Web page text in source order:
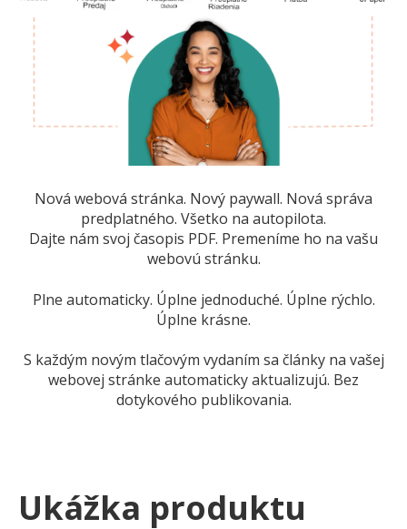
Nová webová stránka. Nový paywall. Nová správa
predplatného. Všetko na autopilota.
Dajte nám svoj časopis PDF. Premeníme ho na vašu
webovú stránku.
Plne automaticky. Úplne jednoduché. Úplne rýchlo.
Úplne krásne.
S každým novým tlačovým vydaním sa články na vašej
webovej stránke automaticky aktualizujú. Bez
dotykového publikovania.
Ukážka produktu